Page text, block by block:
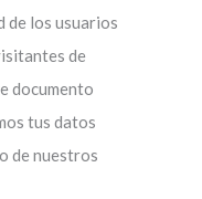
de los usuarios
de
documento
tus datos
de nuestros